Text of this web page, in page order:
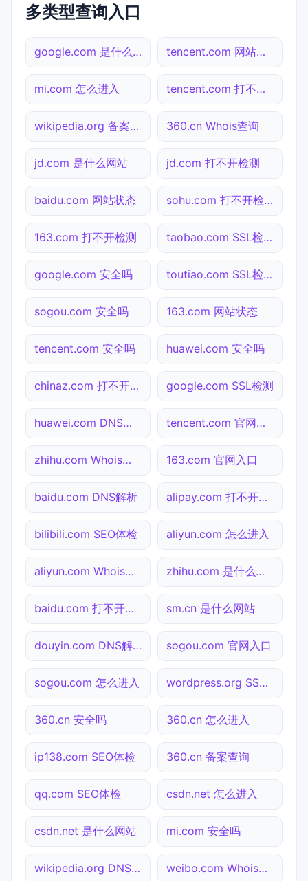
多类型查询入口
google.com 是什么网站 tencent.com 网站状态
mi.com 怎么进入 tencent.com 打不开检测
wikipedia.org 备案查询 360.cn Whois查询
jd.com 是什么网站 jd.com 打不开检测
baidu.com 网站状态 sohu.com 打不开检测
163.com 打不开检测 taobao.com SSL检测
google.com 安全吗 toutiao.com SSL检测
sogou.com 安全吗 163.com 网站状态
tencent.com 安全吗 huawei.com 安全吗
chinaz.com 打不开检测 google.com SSL检测
huawei.com DNS解析 tencent.com 官网入口
zhihu.com Whois查询 163.com 官网入口
baidu.com DNS解析 alipay.com 打不开检测
bilibili.com SEO体检 aliyun.com 怎么进入
aliyun.com Whois查询 zhihu.com 是什么网站
baidu.com 打不开检测 sm.cn 是什么网站
douyin.com DNS解析 sogou.com 官网入口
sogou.com 怎么进入 wordpress.org SSL检测
360.cn 安全吗 360.cn 怎么进入
ip138.com SEO体检 360.cn 备案查询
qq.com SEO体检 csdn.net 怎么进入
csdn.net 是什么网站 mi.com 安全吗
wikipedia.org DNS解析 weibo.com Whois查询